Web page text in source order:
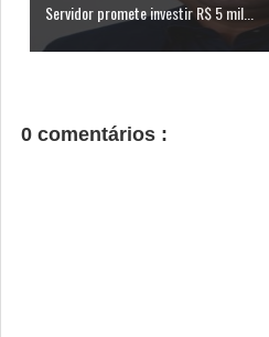
Servidor promete investir R$ 5 mil...
0 comentários :